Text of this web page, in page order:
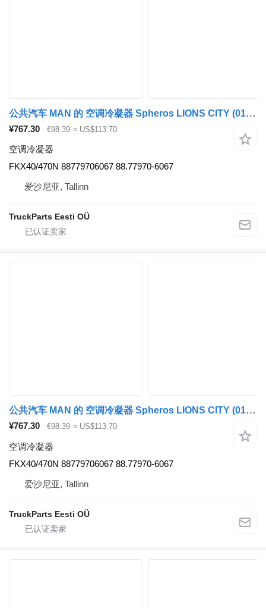
公共汽车 MAN 的 空调冷凝器 Spheros LIONS CITY (01.04-) FKX40/470N
¥767.30 €98.39 ≈ US$113.70
空调冷凝器
FKX40/470N 88779706067 88.77970-6067
爱沙尼亚, Tallinn
TruckParts Eesti OÜ
公共汽车 MAN 的 空调冷凝器 Spheros LIONS CITY (01.04-) FKX40/470N
¥767.30 €98.39 ≈ US$113.70
空调冷凝器
FKX40/470N 88779706067 88.77970-6067
爱沙尼亚, Tallinn
TruckParts Eesti OÜ